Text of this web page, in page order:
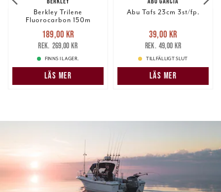
Berkley Trilene
Fluorocarbon 150m
Nuvarande pris
189,00 krTidigare pris
269,00 kr
189,00 kr
269,00 kr
FINNS I LAGER.
LÄS MER
Abu Tafs 23cm 3st/fp.
Nuvarande pris
39,00 krTidigare pris
49,00 kr
39,00 kr
49,00 kr
TILLFÄLLIGT SLUT
LÄS MER